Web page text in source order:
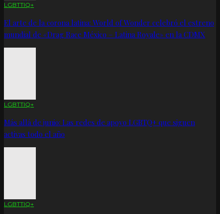
LGBTTIQ+
El arte de la corona latina: World of Wonder celebró el estreno
mundial de «Drag Race México – Latina Royale» en la CDMX
LGBTTIQ+
Más allá de junio: Las redes de apoyo LGBTQ+ que siguen
activas todo el año
LGBTTIQ+